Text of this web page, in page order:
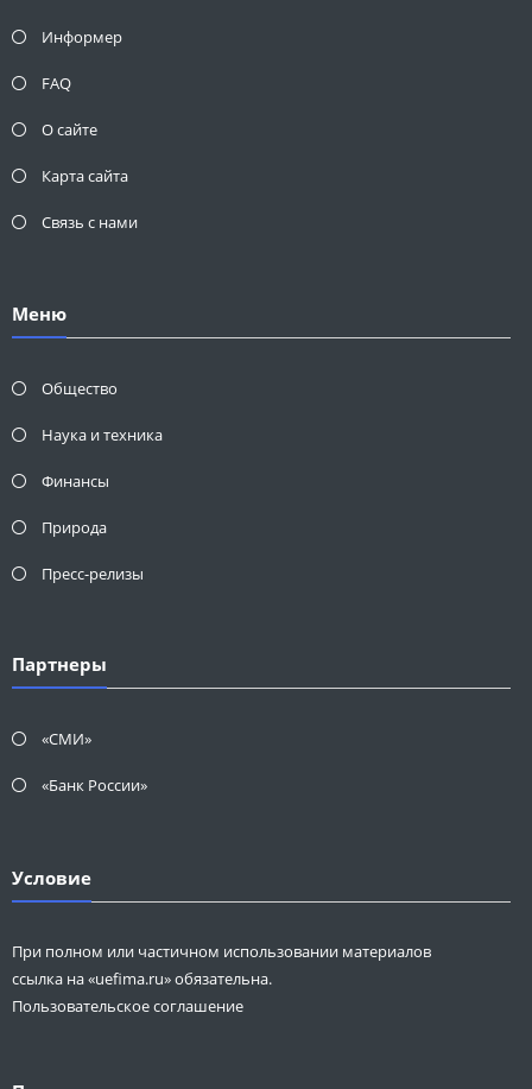
Информер
FAQ
О сайте
Карта сайта
Связь с нами
Меню
Общество
Наука и техника
Финансы
Природа
Пресс-релизы
Партнеры
«СМИ»
«Банк России»
Условие
При полном или частичном использовании материалов
ссылка на «uefima.ru» обязательна.
Пользовательское соглашение